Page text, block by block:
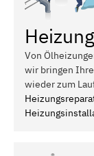
Von
wir bringen
wieder zum